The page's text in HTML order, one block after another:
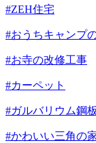
#ZEH住宅
#おうちキャンプ
#お寺の改修工事
#カーペット
#ガルバリウム鋼板
#かわいい三角の